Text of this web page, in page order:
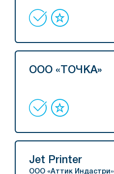
ООО «ТОЧКА»
Jet Printer
ООО «Аттик Индастри»